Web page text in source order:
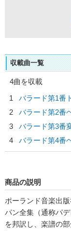
収載曲一覧
4曲を収載
1
バラード第1番
2
バラード第2番
3
バラード第3番
4
バラード第4番
商品の説明
ポーランド音楽出
パン全集（通称パ
を邦訳し、楽譜の